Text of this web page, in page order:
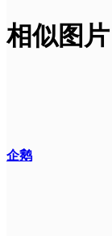
相似图片
企鹅